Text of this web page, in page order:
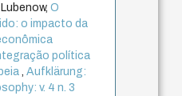
O
o impacto da
política
,Aufklärung:
v. 4 n. 3